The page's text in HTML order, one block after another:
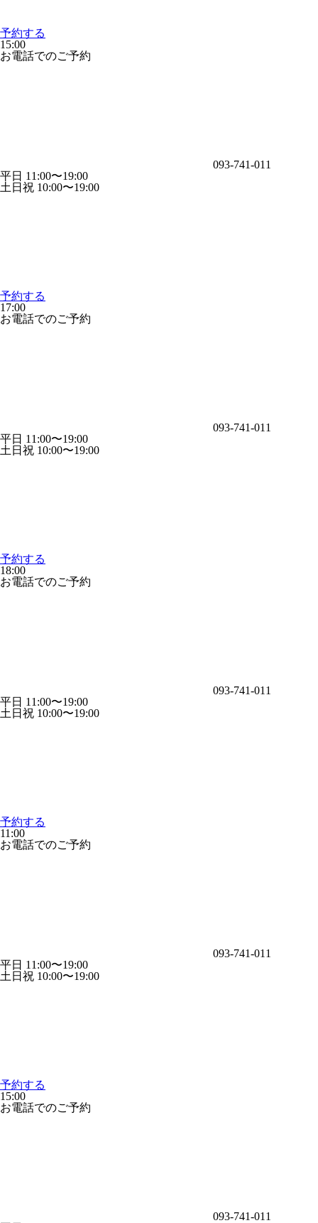
予約する
15:00
お電話でのご予約
093-741-011
平日 11:00〜19:00
土日祝 10:00〜19:00
予約する
17:00
お電話でのご予約
093-741-011
平日 11:00〜19:00
土日祝 10:00〜19:00
予約する
18:00
お電話でのご予約
093-741-011
平日 11:00〜19:00
土日祝 10:00〜19:00
予約する
11:00
お電話でのご予約
093-741-011
平日 11:00〜19:00
土日祝 10:00〜19:00
予約する
15:00
お電話でのご予約
093-741-011